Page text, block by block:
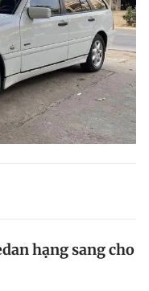
hạng sang cho